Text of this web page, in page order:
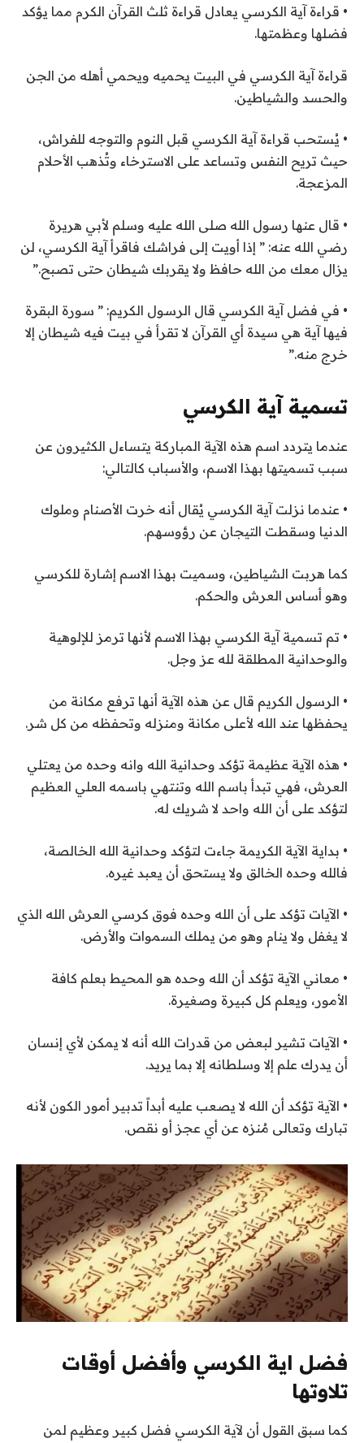
• قراءة آية الكرسي يعادل قراءة ثلث القرآن الكرم مما يؤكد
فضلها وعظمتها.
قراءة آية الكرسي في البيت يحميه ويحمي أهله من الجن
والحسد والشياطين.
• يُستحب قراءة آية الكرسي قبل النوم والتوجه للفراش،
حيث تريح النفس وتساعد على الاسترخاء وتُذهب الأحلام
المزعجة.
• قال عنها رسول الله صلى الله عليه وسلم لأبي هريرة
رضي الله عنه: ” إذا أويت إلى فراشك فاقرأ آية الكرسي، لن
يزال معك من الله حافظ ولا يقربك شيطان حتى تصبح.”
• في فضل آية الكرسي قال الرسول الكريم: ” سورة البقرة
فيها آية هي سيدة أي القرآن لا تقرأ في بيت فيه شيطان إلا
خرج منه.”
تسمية آية الكرسي
عندما يتردد اسم هذه الآية المباركة يتساءل الكثيرون عن
سبب تسميتها بهذا الاسم، والأسباب كالتالي:
• عندما نزلت آية الكرسي يُقال أنه خرت الأصنام وملوك
الدنيا وسقطت التيجان عن رؤوسهم.
كما هربت الشياطين، وسميت بهذا الاسم إشارة للكرسي
وهو أساس العرش والحكم.
• تم تسمية آية الكرسي بهذا الاسم لأنها ترمز للإلوهية
والوحدانية المطلقة لله عز وجل.
• الرسول الكريم قال عن هذه الآية أنها ترفع مكانة من
يحفظها عند الله لأعلى مكانة ومنزله وتحفظه من كل شر.
• هذه الآية عظيمة تؤكد وحدانية الله وانه وحده من يعتلي
العرش، فهي تبدأ باسم الله وتنتهي باسمه العلي العظيم
لتؤكد على أن الله واحد لا شريك له.
• بداية الآية الكريمة جاءت لتؤكد وحدانية الله الخالصة،
فالله وحده الخالق ولا يستحق أن يعبد غيره.
• الآيات تؤكد على أن الله وحده فوق كرسي العرش الله الذي
لا يغفل ولا ينام وهو من يملك السموات والأرض.
• معاني الآية تؤكد أن الله وحده هو المحيط بعلم كافة
الأمور، ويعلم كل كبيرة وصغيرة.
• الآيات تشير لبعض من قدرات الله أنه لا يمكن لأي إنسان
أن يدرك علم إلا وسلطانه إلا بما يريد.
• الآية تؤكد أن الله لا يصعب عليه أبداً تدبير أمور الكون لأنه
تبارك وتعالى مُنزه عن أي عجز أو نقص.
فضل اية الكرسي وأفضل أوقات
تلاوتها
كما سبق القول أن لآية الكرسي فضل كبير وعظيم لمن